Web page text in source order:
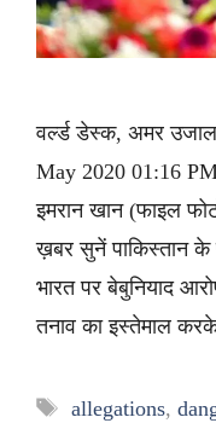
वर्ल्ड डेस्क, अमर
May 2020 01:16
इमरान खान (फाइल
ख़बर सुनें पाकिस्तान के
भारत पर बेबुनियाद
तनाव का इस्तेमाल
Tags
allegations,